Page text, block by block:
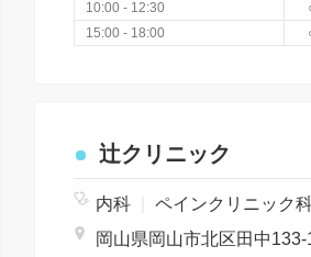
10:00 - 12:30
15:00 - 18:00
辻クリニック
内科 ペインクリニック
岡山県岡山市北区田中133-